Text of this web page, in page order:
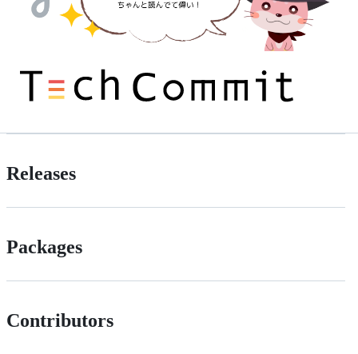
Releases
Packages
Contributors